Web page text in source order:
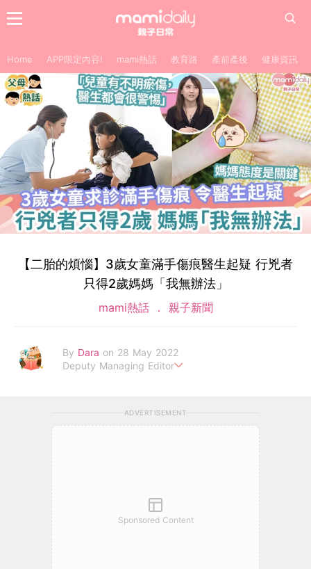
Home APP限定內容! mami熱話 教育路 產前產後 健康資訊
【二胎的煩惱】3歲女童滿手傷痕醫生起疑 行兇者
只得2歲媽媽「我無辦法」
mami熱話 親子新聞
By Dara on 28 May 2022
Deputy Managing Editor
ADVERTISEMENT
Sponsored Content